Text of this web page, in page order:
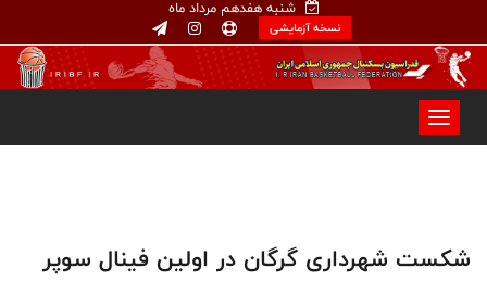
شنبه هفدهم مرداد ماه
نسخه آزمایشی
شکست شهرداری گرگان در اولین فینال سوپر